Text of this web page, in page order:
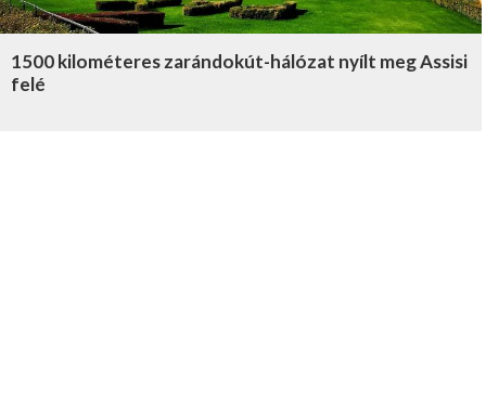
1500 kilométeres zarándokút-hálózat nyílt meg Assisi
felé